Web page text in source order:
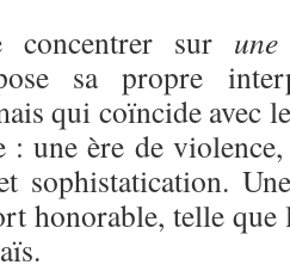
sur
sa propre
qui coïncide avec
: une ère de
sophistatication.
honorable, telle